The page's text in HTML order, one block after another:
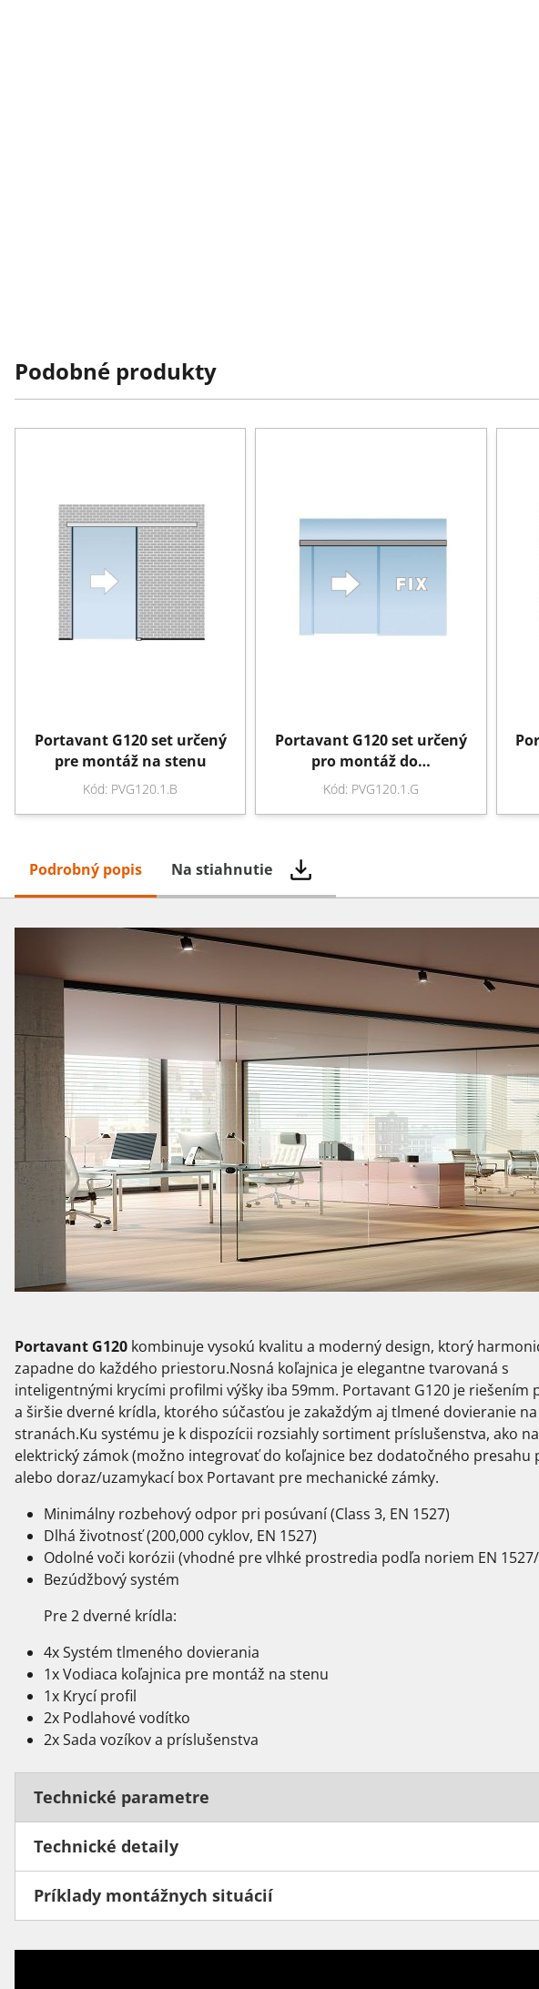
Podobné produkty
Portavant G120 set určený
pre montáž na stenu
Kód: PVG120.1.B
Portavant G120 set určený
pro montáž do…
Kód: PVG120.1.G
Podrobný popis Na stiahnutie
Portavant G120 kombinuje vysokú kvalitu a moderný design, ktorý
zapadne do každého priestoru.Nosná koľajnica je elegantne tvarovaná s
inteligentnými krycími profilmi výšky iba 59mm. Portavant G120 je riešením
a širšie dverné krídla, ktorého súčasťou je zakaždým aj tlmené dovieranie
stranách.Ku systému je k dispozícii rozsiahly sortiment príslušenstva, ako
elektrický zámok (možno integrovať do koľajnice bez dodatočného presahu
alebo doraz/uzamykací box Portavant pre mechanické zámky.
Minimálny rozbehový odpor pri posúvaní (Class 3, EN 1527)
Dlhá životnosť (200,000 cyklov, EN 1527)
Odolné voči korózii (vhodné pre vlhké prostredia podľa noriem EN
Bezúdžbový systém
Pre 2 dverné krídla:
4x Systém tlmeného dovierania
1x Vodiaca koľajnica pre montáž na stenu
1x Krycí profil
2x Podlahové vodítko
2x Sada vozíkov a príslušenstva
Technické parametre
Technické detaily
Príklady montážnych situácií